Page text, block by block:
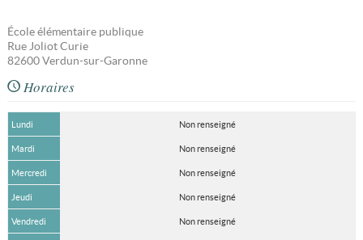
École élémentaire publique
Rue Joliot Curie
82600 Verdun-sur-Garonne
Horaires
Lundi Non renseigné
Mardi Non renseigné
Mercredi Non renseigné
Jeudi Non renseigné
Vendredi Non renseigné